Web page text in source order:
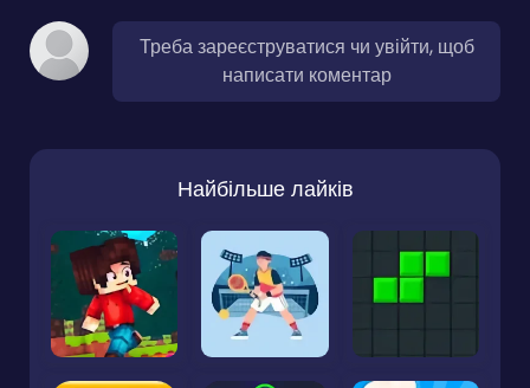
Треба зареєструватися чи увійти, щоб
написати коментар
Найбільше лайків